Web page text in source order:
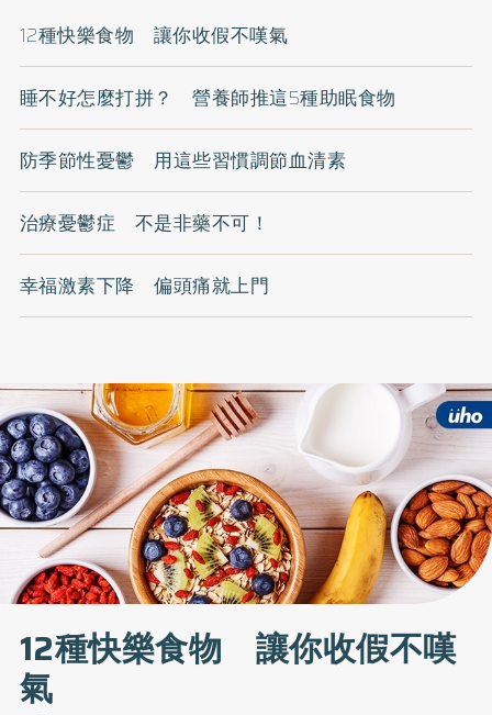
12種快樂食物 讓你收假不嘆氣
睡不好怎麼打拼？ 營養師推這5種助眠食物
防季節性憂鬱 用這些習慣調節血清素
治療憂鬱症 不是非藥不可！
幸福激素下降 偏頭痛就上門
12種快樂食物 讓你收假不嘆
氣